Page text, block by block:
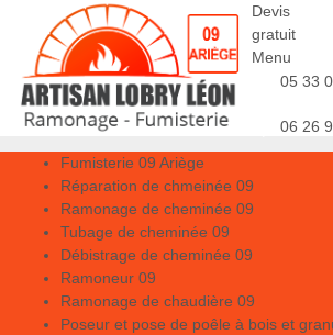
Devis
gratuit
Menu
05 33
06 26
Fumisterie 09 Ariège
Réparation de chmeinée 09
Ramonage de cheminée 09
Tubage de cheminée 09
Débistrage de cheminée 09
Ramoneur 09
Ramonage de chaudière 09
Poseur et pose de poêle à bois et